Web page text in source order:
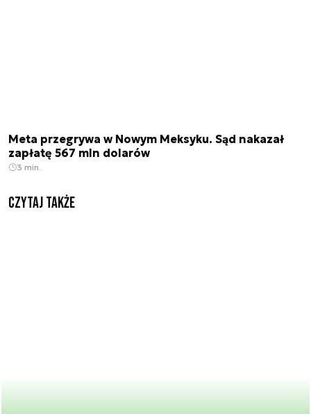
Meta przegrywa w Nowym Meksyku. Sąd nakazał
zapłatę 567 mln dolarów
3 min.
Czytaj także